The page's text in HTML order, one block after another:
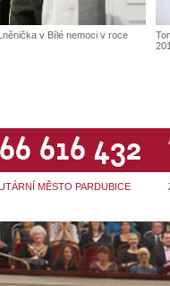
v Bílé nemoci v roce
616 432
MĚSTO PARDUBICE